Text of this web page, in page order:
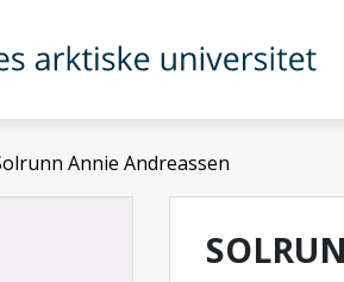
universitet
Annie Andreassen